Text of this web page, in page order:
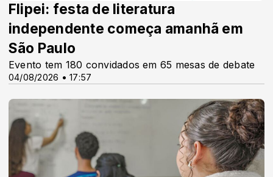
04/08/2026 • 17:57
Flipei: festa de literatura
independente começa amanhã em
São Paulo
Evento tem 180 convidados em 65 mesas de debate